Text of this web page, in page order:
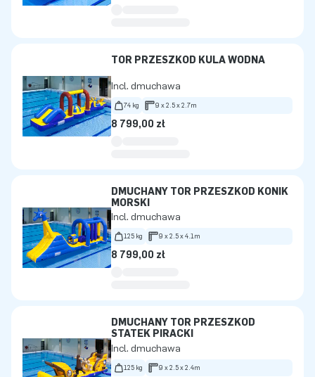
TOR PRZESZKÓD KULA WODNA
Incl. dmuchawa
74 kg 9 x 2.5 x 2.7m
8 799,00 zł
DMUCHANY TOR PRZESZKÓD KONIK
MORSKI
Incl. dmuchawa
125 kg 9 x 2.5 x 4.1m
8 799,00 zł
DMUCHANY TOR PRZESZKÓD
STATEK PIRACKI
Incl. dmuchawa
125 kg 9 x 2.5 x 2.4m